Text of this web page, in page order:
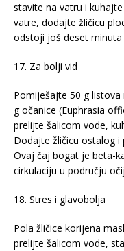
stavite na vatru i
vatre, dodajte žličicu
odstoji još deset minuta
17. Za bolji vid
Pomiješajte 50 g listova
g očanice (Euphrasia
prelijte šalicom vode,
Dodajte žličicu ostalog
Ovaj čaj bogat je beta-
cirkulaciju u području
18. Stres i glavobolja
Pola žličice korijena
prelijte šalicom vode,